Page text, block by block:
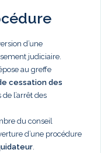
d’une
judiciaire.
au greffe
cessation des
l’arrêt des
du conseil
d’une procédure